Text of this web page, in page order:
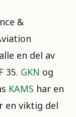
&
en del av
35. GKN og
KAMS har en
en viktig del